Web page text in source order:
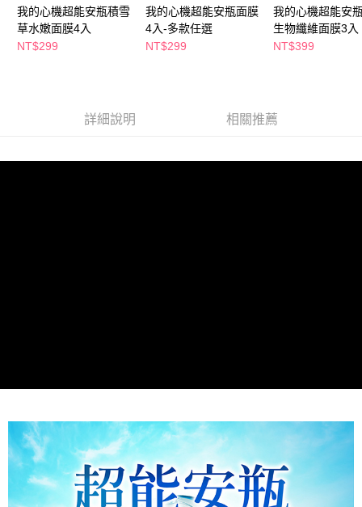
時審查核予不同之上限額度；若仍有額度不足之情形，本公司將視審查結果
請求用戶進行身份認證。
５．嚴禁一人註冊多個帳號或使用他人資訊註冊。若發現惡意使用之情形，
恩沛科技股份有限公司將有權停止該用戶之使用額度並採取法律行動。
付款後寶雅門市自取(由倉庫統一出貨)
每筆NT$80，滿NT$290(含以上)免運費
我的心機超能安瓶積雪
草水嫩面膜4入
NT$299
我的心機超能安瓶面膜
4入-多款任選
NT$299
我的心機超能安
生物纖維面膜3入
NT$399
詳細說明 相關推薦